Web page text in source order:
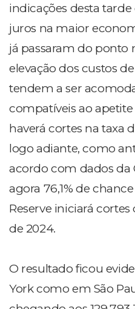
indicações desta tarde
juros na maior
já passaram do ponto
elevação dos custos
tendem a ser
compatíveis ao apetite
haverá cortes na taxa
logo adiante, como
acordo com dados da
agora 76,1% de
Reserve iniciará
de 2024.
O resultado ficou
York como em São